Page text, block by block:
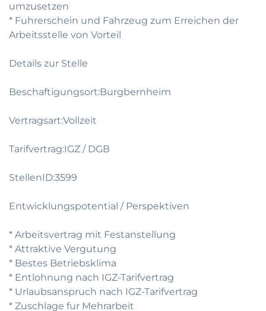
umzusetzen
* Fuhrerschein und Fahrzeug zum Erreichen der
Arbeitsstelle von Vorteil
Details zur Stelle
Beschaftigungsort:Burgbernheim
Vertragsart:Vollzeit
Tarifvertrag:IGZ / DGB
StellenID:3599
Entwicklungspotential / Perspektiven
* Arbeitsvertrag mit Festanstellung
* Attraktive Vergutung
* Bestes Betriebsklima
* Entlohnung nach IGZ-Tarifvertrag
* Urlaubsanspruch nach IGZ-Tarifvertrag
* Zuschlage fur Mehrarbeit